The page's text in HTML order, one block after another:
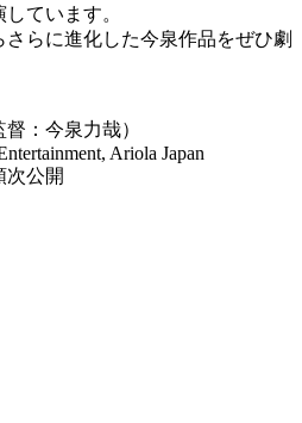
ています。
らに進化した今泉作品をぜひ劇
：今泉力哉）
Ariola Japan
次公開